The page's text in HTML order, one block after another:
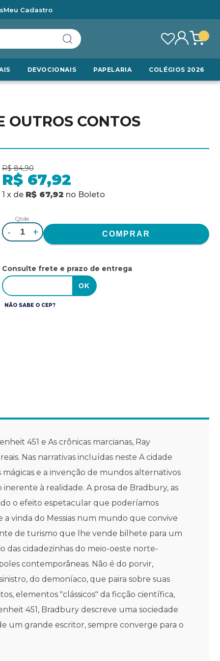
Meu Cadastro
DEVOCIONAIS PAPELARIA COLÉGIOS 2026
OUTROS CONTOS
R$ 84,90
R$ 67,92
1 x de R$ 67,92 no Boleto
Qtde.
- +
Consulte frete e prazo de entrega
NÃO SABE O CEP?
451 e As crônicas marcianas, Ray
Nas narrativas incluídas neste A cidade
e a invenção de mundos alternativos
à realidade. A prosa de Bradbury, as
o efeito espetacular que poderíamos
vinda do Messias num mundo que convive
de turismo que lhe vende bilhete para um
das cidadezinhas do meio-oeste norte-
contemporâneas. Não é do porvir,
do demoníaco, que paira sobre suas
elementos "clássicos" da ficção científica,
451, Bradbury descreve uma sociedade
um grande escritor, sempre converge para o